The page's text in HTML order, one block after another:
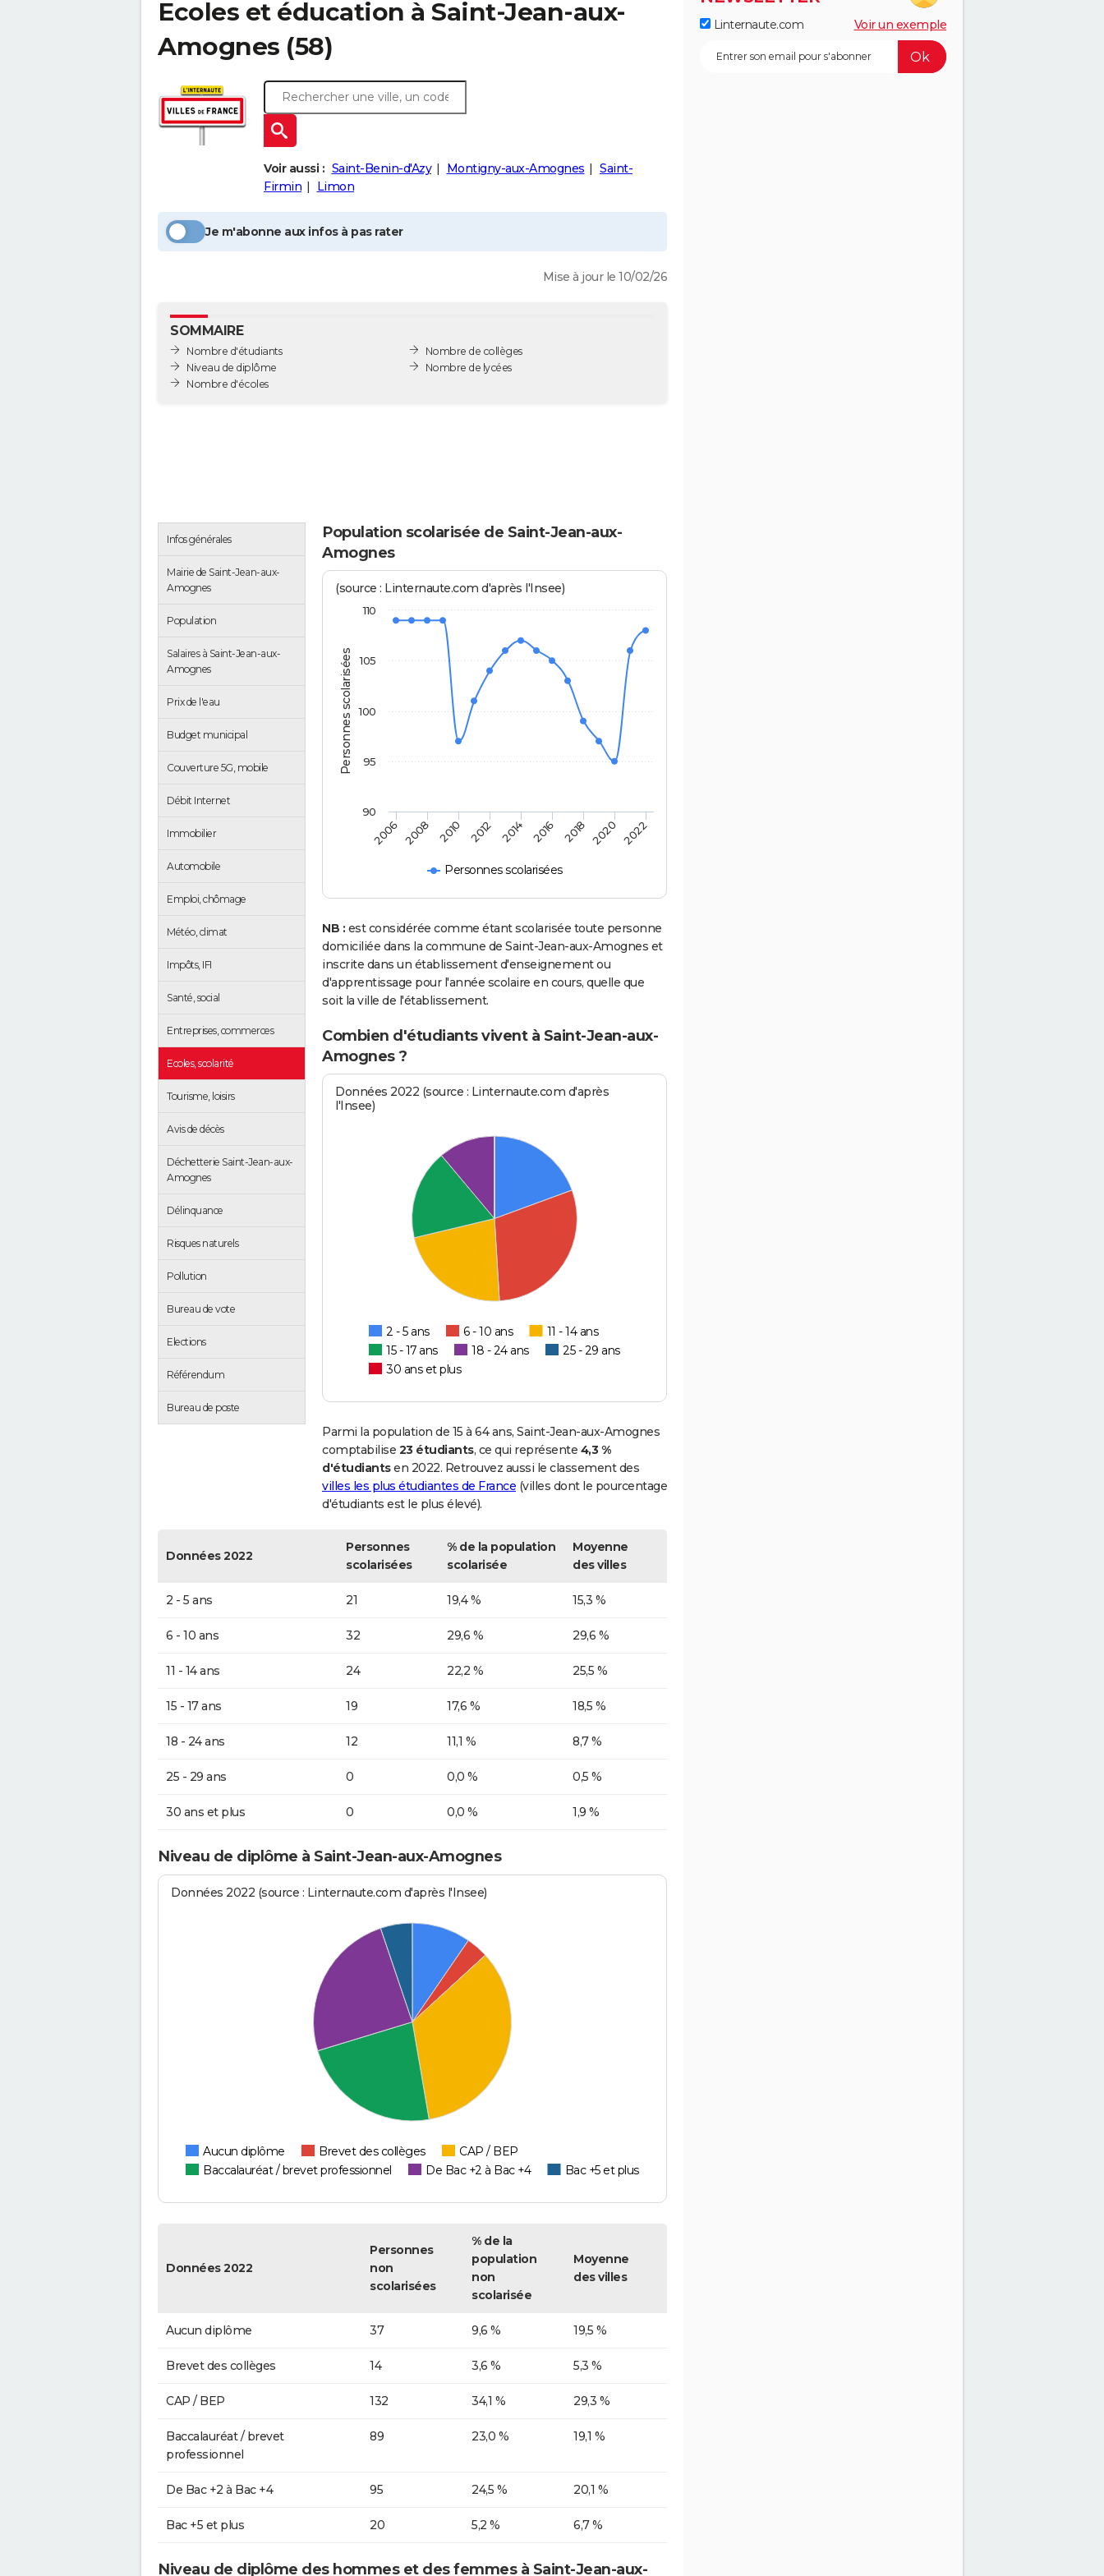
Ecoles et éducation à Saint-Jean-aux-
Amognes (58)
Voir aussi : Saint-Benin-d'Azy Montigny-aux-Amognes
Saint-
Firmin
Limon
Je m'abonne aux infos à pas rater
Mise à jour le 10/02/26
SOMMAIRE
Nombre d'étudiants
Niveau de diplôme
Nombre d'écoles
Nombre de collèges
Nombre de lycées
Infos générales
Mairie de Saint-Jean-aux-
Amognes
Population
Salaires à Saint-Jean-aux-
Amognes
Prix de l'eau
Budget municipal
Couverture 5G, mobile
Débit Internet
Immobilier
Automobile
Emploi, chômage
Météo, climat
Impôts, IFI
Santé, social
Entreprises, commerces
Ecoles, scolarité
Tourisme, loisirs
Avis de décès
Déchetterie Saint-Jean-aux-
Amognes
Délinquance
Risques naturels
Pollution
Bureau de vote
Elections
Référendum
Bureau de poste
Population scolarisée de Saint-Jean-aux-
Amognes
Personnes scolarisées
(source : Linternaute.com d'après l'Insee)
Personnes scolarisées
2006 2008 2010 2012 2014 2016 2018 2020 2022
90
95
100
105
110
NB : est considérée comme étant scolarisée toute personne
domiciliée dans la commune de Saint-Jean-aux-Amognes et
inscrite dans un établissement d'enseignement ou
d'apprentissage pour l'année scolaire en cours, quelle que
soit la ville de l'établissement.
Combien d'étudiants vivent à Saint-Jean-aux-
Amognes ?
Données 2022 (source : Linternaute.com d'après
l'Insee)
2 - 5 ans 6 - 10 ans
11 - 14 ans
15 - 17 ans
18 - 24 ans
25 - 29 ans
30 ans et plus
Parmi la population de 15 à 64 ans, Saint-Jean-aux-Amognes
comptabilise 23 étudiants, ce qui représente 4,3 %
d'étudiantsen 2022. Retrouvez aussi le classement des
villes les plus étudiantes de France (villes dont le pourcentage
d'étudiants est le plus élevé).
Données 2022
Personnes
scolarisées
% de la population
scolarisée
Moyenne
des villes
2 - 5 ans 21 19,4 % 15,3 %
6 - 10 ans 32 29,6 % 29,6 %
11 - 14 ans 24 22,2 % 25,5 %
15 - 17 ans 19 17,6 % 18,5 %
18 - 24 ans 12 11,1 % 8,7 %
25 - 29 ans 0 0,0 % 0,5 %
30 ans et plus 0 0,0 % 1,9 %
Niveau de diplôme à Saint-Jean-aux-Amognes
Données 2022 (source : Linternaute.com d'après l'Insee)
Aucun diplôme Brevet des collèges
CAP / BEP
Baccalauréat / brevet professionnel
De Bac +2 à Bac +4 Bac +5 et plus
Données 2022
Personnes
non
scolarisées
% de la
population
non
scolarisée
Moyenne
des villes
Aucun diplôme 37 9,6 % 19,5 %
Brevet des collèges 14 3,6 % 5,3 %
CAP / BEP 132 34,1 % 29,3 %
Baccalauréat / brevet
professionnel
89 23,0 % 19,1 %
De Bac +2 à Bac +4 95 24,5 % 20,1 %
Bac +5 et plus 20 5,2 % 6,7 %
Niveau de diplôme des hommes et des femmes à Saint-Jean-aux-
Linternaute.com Voir un exemple